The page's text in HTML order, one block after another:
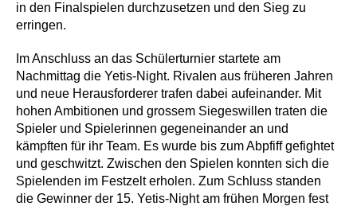
in den Finalspielen durchzusetzen und den Sieg zu
erringen.
Im Anschluss an das Schülerturnier startete am
Nachmittag die Yetis-Night. Rivalen aus früheren Jahren
und neue Herausforderer trafen dabei aufeinander. Mit
hohen Ambitionen und grossem Siegeswillen traten die
Spieler und Spielerinnen gegeneinander an und
kämpften für ihr Team. Es wurde bis zum Abpfiff gefightet
und geschwitzt. Zwischen den Spielen konnten sich die
Spielenden im Festzelt erholen. Zum Schluss standen
die Gewinner der 15. Yetis-Night am frühen Morgen fest